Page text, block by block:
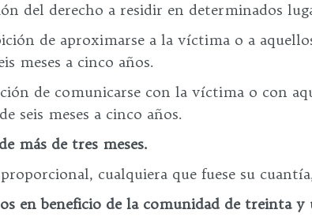
del derecho a residir en determinados
de aproximarse a la víctima o a
meses a cinco años.
de comunicarse con la víctima o con
seis meses a cinco años.
más de tres meses.
cualquiera que fuese su
en beneficio de la comunidad de treinta y